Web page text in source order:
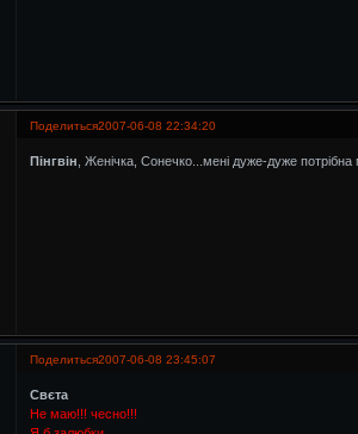
Поделиться2007-06-08 22:34:20
Пінгвін , Женічка, Сонечко...мені дуже-дуже потрібна
Поделиться2007-06-08 23:45:07
Свєта
Не маю!!! чесно!!!